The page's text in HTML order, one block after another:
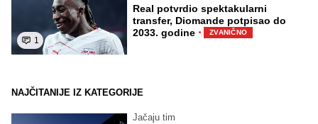
1
Real potvrdio spektakularni
transfer, Diomande potpisao do
2033. godine · ZVANIČNO
NAJČITANIJE IZ KATEGORIJE
Jačaju tim